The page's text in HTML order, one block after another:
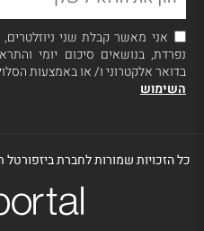
אני מאשר קבלת שני
נפרדת, בנושאים סיכום יומי
בדואר אלקטרוני ו/ או באמצעות
השימוש
כל הזכויות שמורות לחברת